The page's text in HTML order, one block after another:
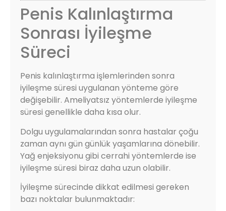
Penis Kalınlaştırma
Sonrası İyileşme
Süreci
Penis kalınlaştırma işlemlerinden sonra
iyileşme süresi uygulanan yönteme göre
değişebilir. Ameliyatsız yöntemlerde iyileşme
süresi genellikle daha kısa olur.
Dolgu uygulamalarından sonra hastalar çoğu
zaman aynı gün günlük yaşamlarına dönebilir.
Yağ enjeksiyonu gibi cerrahi yöntemlerde ise
iyileşme süresi biraz daha uzun olabilir.
İyileşme sürecinde dikkat edilmesi gereken
bazı noktalar bulunmaktadır: